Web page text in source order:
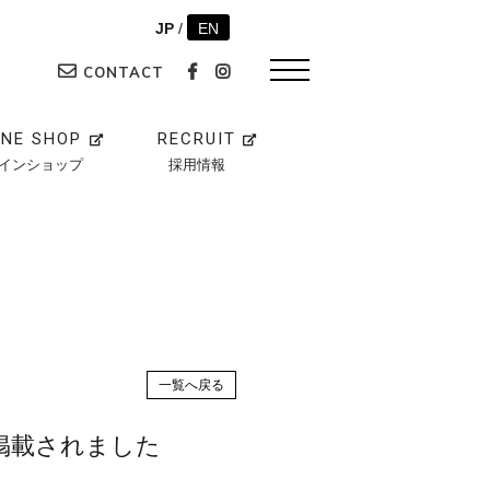
JP / EN
CONTACT
SHOP
ンショップ
RECRUIT
採用情報
一覧へ戻る
載されました